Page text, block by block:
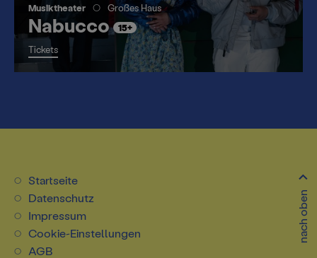
Musiktheater Großes Haus
Nabucco 15+
Tickets
Startseite
Datenschutz
Impressum
Cookie-Einstellungen
AGB
nach oben